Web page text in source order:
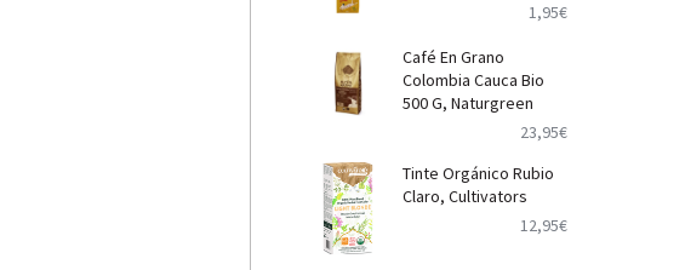
1,95€
Café En Grano
Colombia Cauca Bio
500 G, Naturgreen
23,95€
Tinte Orgánico Rubio
Claro, Cultivators
12,95€